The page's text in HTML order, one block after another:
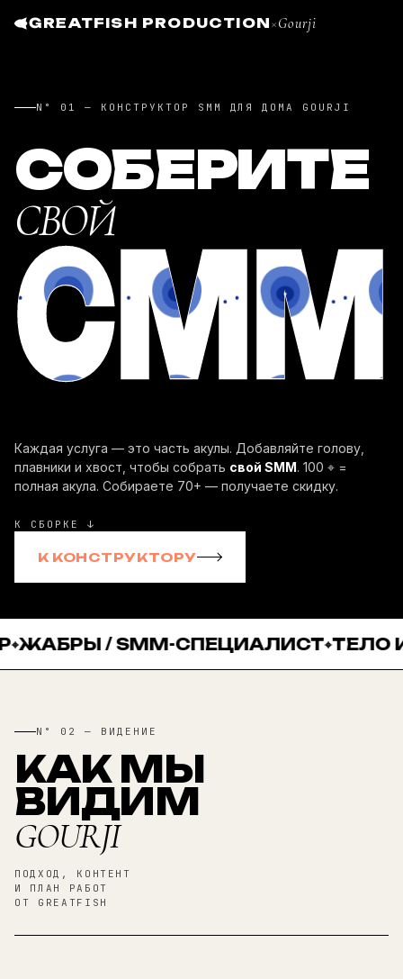
GREATFISH PRODUCTION×Gourji
N° 01 — КОНСТРУКТОР SMM ДЛЯ ДОМА GOURJI
СОБЕРИТЕ
СВОЙ
СММ
Каждая услуга — это часть акулы. Добавляйте голову,
плавники и хвост, чтобы собрать свой SMM. 100 ⌖ =
полная акула. Собираете 70+ — получаете скидку.
К СБОРКЕ ↓
К КОНСТРУКТОРУ
/ SMM-СПЕЦИАЛИСТ ТЕЛО И
N° 02 — ВИДЕНИЕ
КАК МЫ
ВИДИМ
GOURJI
ПОДХОД, КОНТЕНТ
И ПЛАН РАБОТ
ОТ GREATFISH